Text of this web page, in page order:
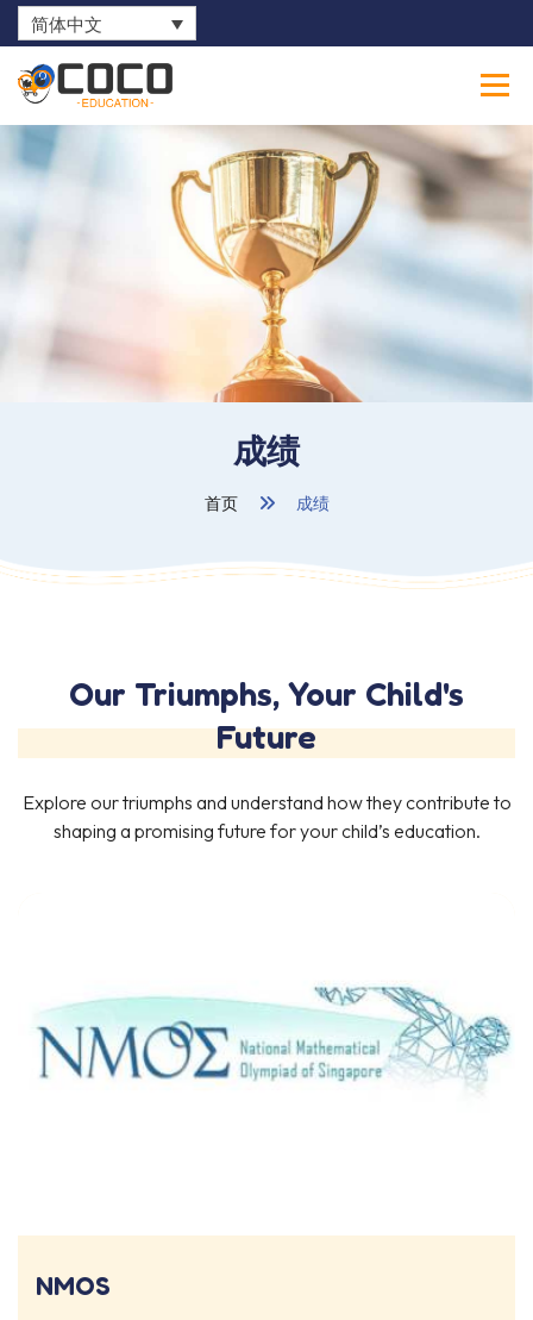
简体中文
0
成绩
首页 成绩
Our Triumphs, Your Child's
Future
Explore our triumphs and understand how they contribute to
shaping a promising future for your child’s education.
NMOS